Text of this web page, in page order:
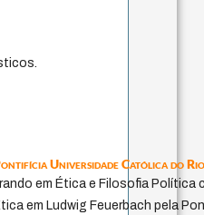
Universidade Católica do
em Ética e Filosofia Política
em Ludwig Feuerbach pela